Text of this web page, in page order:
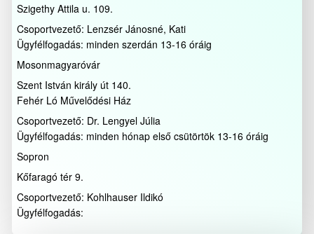
Szigethy Attila u. 109.
Csoportvezető: Lenzsér Jánosné, Kati
Ügyfélfogadás: minden szerdán 13-16 óráig
Mosonmagyaróvár
Szent István király út 140.
Fehér Ló Művelődési Ház
Csoportvezető: Dr. Lengyel Júlia
Ügyfélfogadás: minden hónap első csütörtök 13-16 óráig
Sopron
Kőfaragó tér 9.
Csoportvezető: Kohlhauser Ildikó
Ügyfélfogadás: